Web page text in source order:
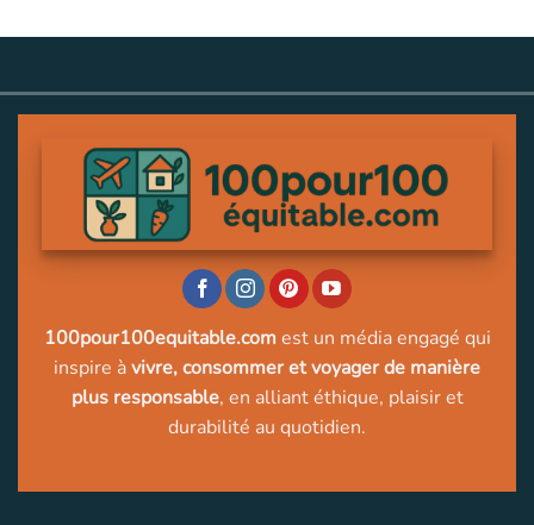
100pour100equitable.comest un média engagé qui
inspire àvivre, consommer et voyager de manière
plus responsable, en alliant éthique, plaisir et
durabilité au quotidien.